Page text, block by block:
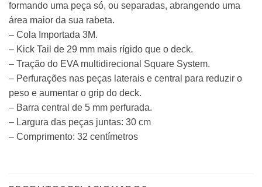
formando uma peça só, ou separadas, abrangendo uma
área maior da sua rabeta.
– Cola Importada 3M.
– Kick Tail de 29 mm mais rígido que o deck.
– Tração do EVA multidirecional Square System.
– Perfurações nas peças laterais e central para reduzir o
peso e aumentar o grip do deck.
– Barra central de 5 mm perfurada.
– Largura das peças juntas: 30 cm
– Comprimento: 32 centímetros